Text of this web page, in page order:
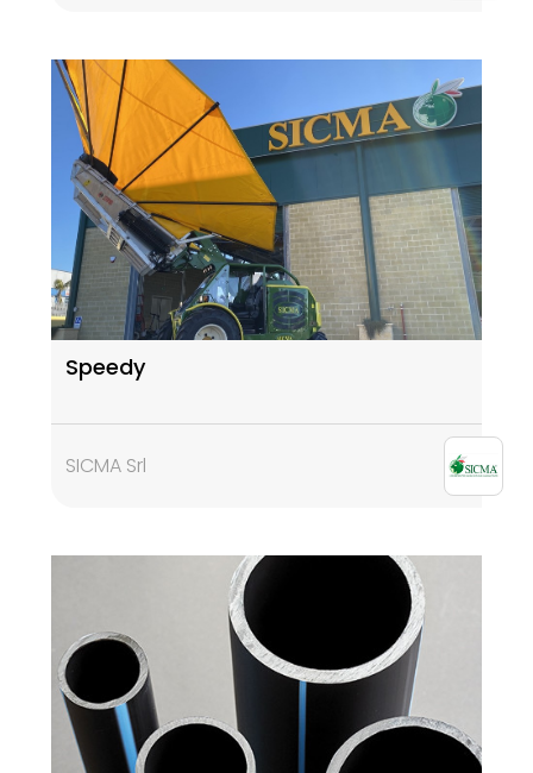
Speedy
SICMA Srl